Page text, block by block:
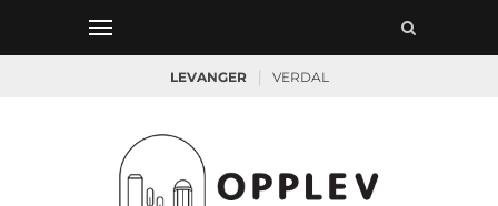
LEVANGER | VERDAL